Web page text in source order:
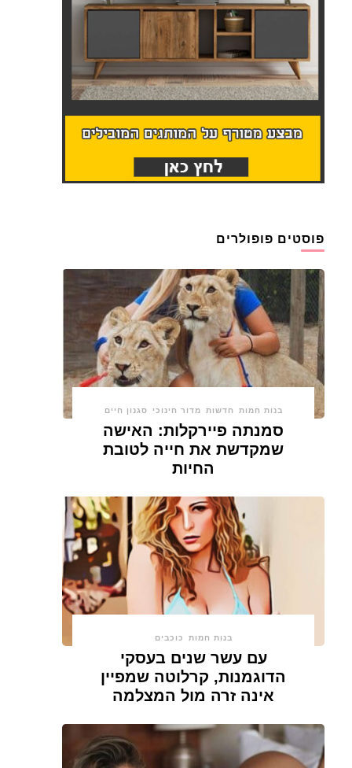
פוסטים פופולרים
בנות חמות חדשות מדור חינוכי סגנון חיים
סמנתה פיירקלות: האישה
שמקדשת את חייה לטובת
החיות
בנות חמות כוכבים
עם עשר שנים בעסקי
הדוגמנות, קרלוטה שמפיין
אינה זרה מול המצלמה